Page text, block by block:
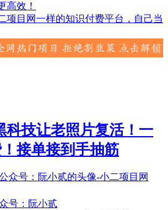
高效！
项目网一样的知识付费平台，自己当
科技让老照片复活！一
接单接到手抽筋
号：阮小贰